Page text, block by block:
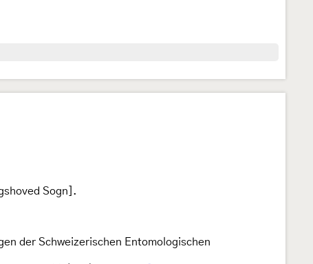
Sogn].
der Schweizerischen Entomologischen